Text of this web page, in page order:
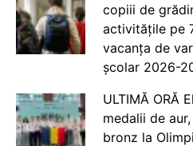
copiii de
activitățile pe
vacanța de
școlar 2026-
ULTIMĂ ORĂ
medalii de
bronz la